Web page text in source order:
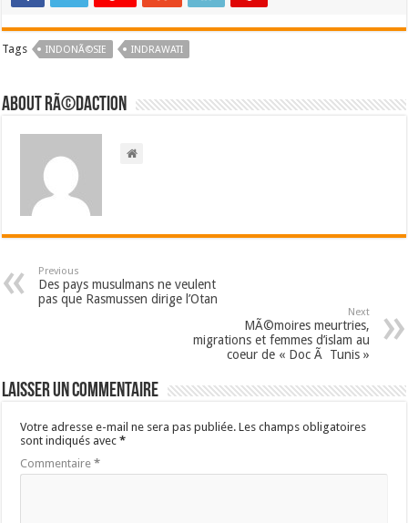
Tags INDONÃ©SIE INDRAWATI
About RÃ©daction
Previous
Des pays musulmans ne veulent
pas que Rasmussen dirige l’Otan
Next
MÃ©moires meurtries,
migrations et femmes d’islam au
coeur de « Doc Ã Tunis »
Laisser un commentaire
Votre adresse e-mail ne sera pas publiée. Les champs obligatoires
sont indiqués avec*
Commentaire*